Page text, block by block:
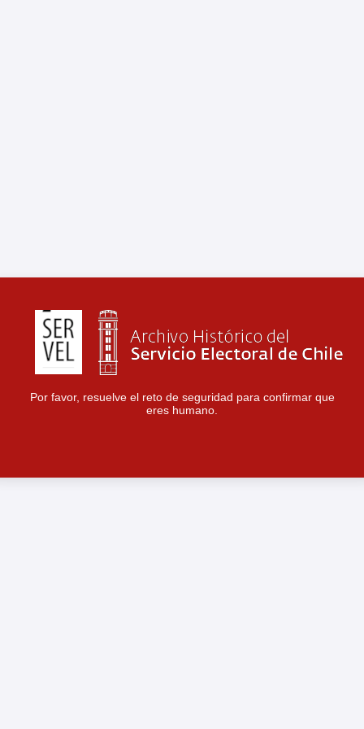
Por favor, resuelve el reto de seguridad para confirmar que
eres humano.